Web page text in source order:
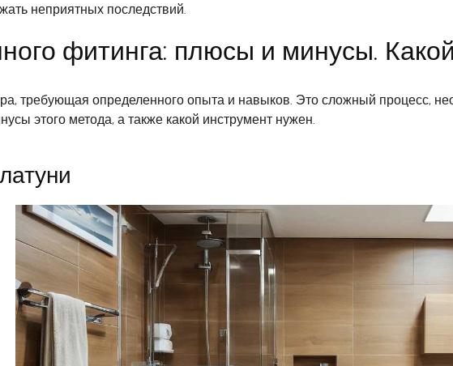
неприятных последствий.
фитинга: плюсы и минусы.
требующая определенного опыта и навыков. Это сложный процесс,
этого метода, а также какой инструмент нужен.